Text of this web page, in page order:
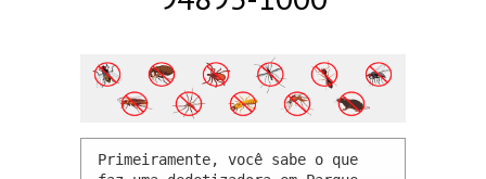
Primeiramente, você sabe o que